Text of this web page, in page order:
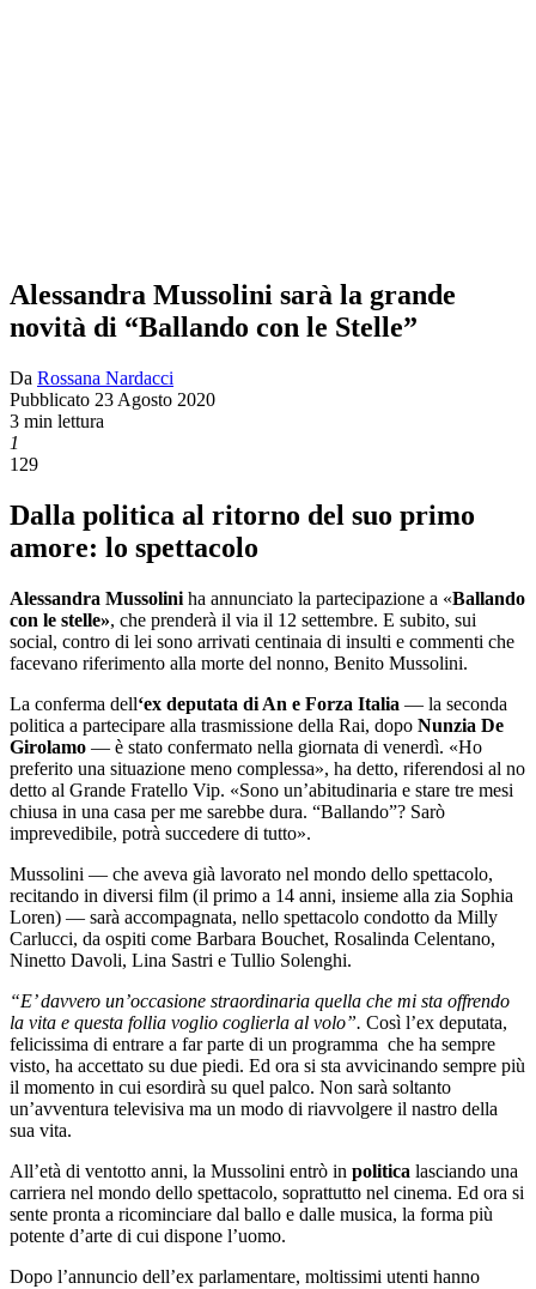
Alessandra Mussolini sarà la grande
novità di “Ballando con le Stelle”
Da Rossana Nardacci
Pubblicato 23 Agosto 2020
3 min lettura
1
129
Dalla politica al ritorno del suo primo
amore: lo spettacolo
Alessandra Mussolini ha annunciato la partecipazione a «Ballando
con le stelle», che prenderà il via il 12 settembre. E subito, sui
social, contro di lei sono arrivati centinaia di insulti e commenti che
facevano riferimento alla morte del nonno, Benito Mussolini.
La conferma dell‘ex deputata di An e Forza Italia — la seconda
politica a partecipare alla trasmissione della Rai, dopo Nunzia De
Girolamo — è stato confermato nella giornata di venerdì. «Ho
preferito una situazione meno complessa», ha detto, riferendosi al no
detto al Grande Fratello Vip. «Sono un’abitudinaria e stare tre mesi
chiusa in una casa per me sarebbe dura. “Ballando”? Sarò
imprevedibile, potrà succedere di tutto».
Mussolini — che aveva già lavorato nel mondo dello spettacolo,
recitando in diversi film (il primo a 14 anni, insieme alla zia Sophia
Loren) — sarà accompagnata, nello spettacolo condotto da Milly
Carlucci, da ospiti come Barbara Bouchet, Rosalinda Celentano,
Ninetto Davoli, Lina Sastri e Tullio Solenghi.
“E’ davvero un’occasione straordinaria quella che mi sta offrendo
la vita e questa follia voglio coglierla al volo”. Così l’ex deputata,
felicissima di entrare a far parte di un programma che ha sempre
visto, ha accettato su due piedi. Ed ora si sta avvicinando sempre più
il momento in cui esordirà su quel palco. Non sarà soltanto
un’avventura televisiva ma un modo di riavvolgere il nastro della
sua vita.
All’età di ventotto anni, la Mussolini entrò in politica lasciando una
carriera nel mondo dello spettacolo, soprattutto nel cinema. Ed ora si
sente pronta a ricominciare dal ballo e dalle musica, la forma più
potente d’arte di cui dispone l’uomo.
Dopo l’annuncio dell’ex parlamentare, moltissimi utenti hanno